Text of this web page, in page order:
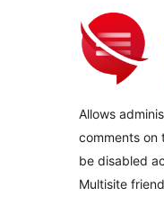
Allows
comments on
be disabled
Multisite